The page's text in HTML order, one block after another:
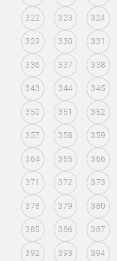
322 323 324
329 330 331
336 337 338
343 344 345
350 351 352
357 358 359
364 365 366
371 372 373
378 379 380
385 386 387
392 393 394